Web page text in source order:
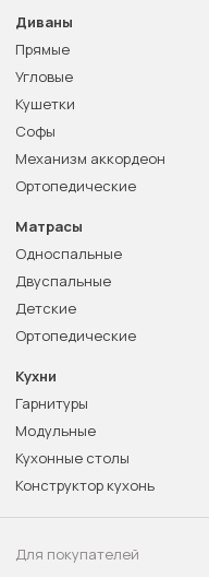
Диваны
Прямые
Угловые
Кушетки
Софы
Механизм аккордеон
Ортопедические
Матрасы
Односпальные
Двуспальные
Детские
Ортопедические
Кухни
Гарнитуры
Модульные
Кухонные столы
Конструктор кухонь
Для покупателей